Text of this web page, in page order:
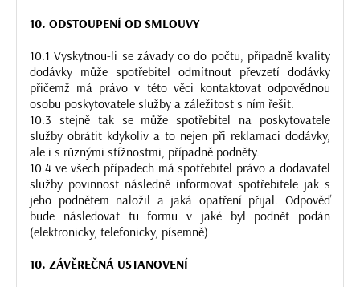
10. ODSTOUPENÍ OD SMLOUVY
10.1 Vyskytnou-li se závady co do počtu, případně kvality
dodávky může spotřebitel odmítnout převzetí dodávky
přičemž má právo v této věci kontaktovat odpovědnou
osobu poskytovatele služby a záležitost s ním řešit.
10.3 stejně tak se může spotřebitel na poskytovatele
služby obrátit kdykoliv a to nejen při reklamaci dodávky,
ale i s různými stížnostmi, případně podněty.
10.4 ve všech případech má spotřebitel právo a dodavatel
služby povinnost následně informovat spotřebitele jak s
jeho podnětem naložil a jaká opatření přijal. Odpověď
bude následovat tu formu v jaké byl podnět podán
(elektronicky, telefonicky, písemně)
10. ZÁVĚREČNÁ USTANOVENÍ